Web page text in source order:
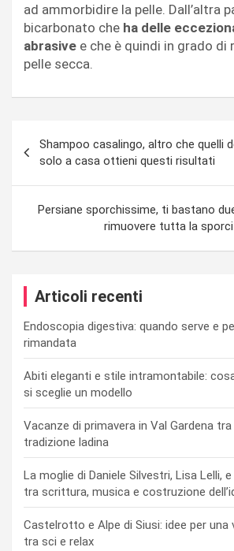
ad ammorbidire la pelle. Dall’altra
bicarbonato che ha delle
abrasive e che è quindi in grado di
pelle secca.
articoli
Shampoo casalingo, altro che quelli
solo a casa ottieni questi risultati
Persiane sporchissime, ti bastano
rimuovere tutta la
Articoli recenti
Endoscopia digestiva: quando serve e
rimandata
Abiti eleganti e stile intramontabile:
si sceglie un modello
Vacanze di primavera in Val Gardena
tradizione ladina
La moglie di Daniele Silvestri, Lisa Lelli,
tra scrittura, musica e costruzione
Castelrotto e Alpe di Siusi: idee per una
tra sci e relax